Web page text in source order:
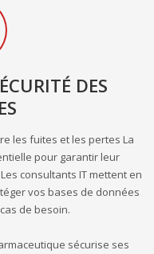
DES
les fuites et les pertes La
pour garantir leur
consultants IT mettent en
vos bases de données
de besoin.
sécurise ses